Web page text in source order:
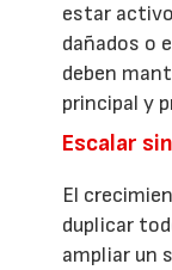
estar
dañados o
deben
principal y
Escalar
El
duplicar
ampliar un